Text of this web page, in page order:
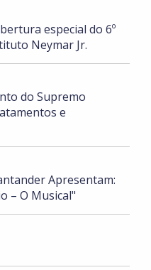
especial do 6º
Neymar Jr.
do Supremo
e
Apresentam:
– O Musical"